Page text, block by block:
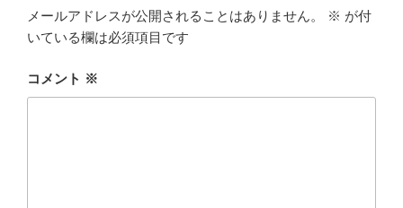
メールアドレスが公開されることはありません。 ※ が付
いている欄は必須項目です
コメント ※